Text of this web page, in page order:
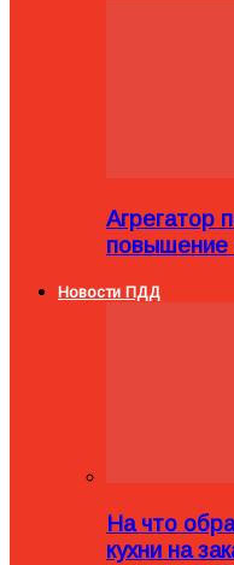
Агрегатор
повышение
Новости ПДД
На что
кухни на